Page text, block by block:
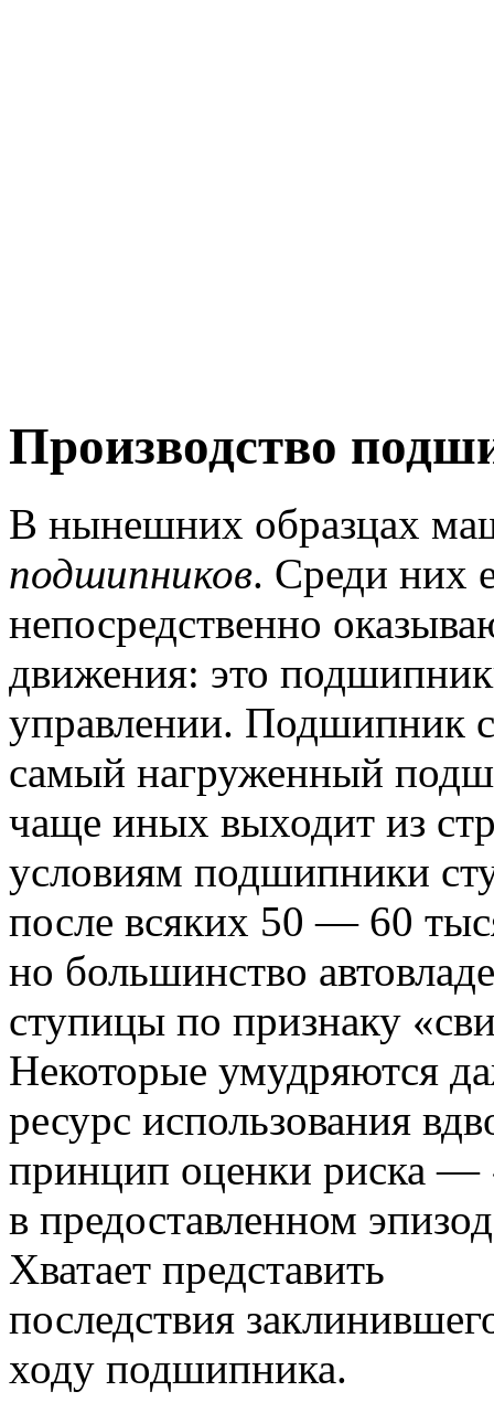
Производство
В нынешних образцах
подшипников. Среди них
непосредственно
движения: это
управлении. Подшипник
самый нагруженный
чаще иных выходит из
условиям подшипники
после всяких 50 — 60
но большинство
ступицы по признаку
Некоторые умудряются
ресурс использования
принцип оценки риска —
в предоставленном
Хватает представить
последствия
ходу подшипника.